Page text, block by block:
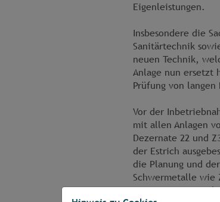
Eigenleistungen.
Insbesondere die
Sanitärtechnik
neuen Technik,
Anlage nun ersetzt
Prüfung von
Vor der
mit allen Anlagen
Dezernate 22 und
der Estrich
die Planung und
Schwermetalle wie
einer VE-